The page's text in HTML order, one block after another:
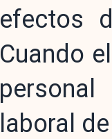
efectos
Cuando
laboral